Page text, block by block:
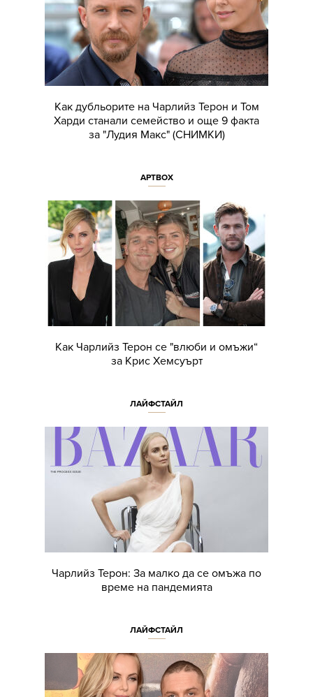
Как дубльорите на Чарлийз Терон и Том
Харди станали семейство и още 9 факта
за "Лудия Макс" (СНИМКИ)
АРТBOX
Как Чарлийз Терон се "влюби и омъжи“
за Крис Хемсуърт
ЛАЙФСТАЙЛ
Чарлийз Терон: За малко да се омъжа по
време на пандемията
ЛАЙФСТАЙЛ